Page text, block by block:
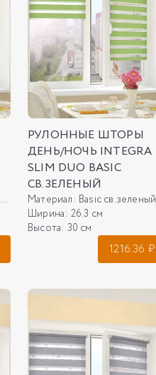
РУЛОННЫЕ ШТОРЫ
ДЕНЬ/НОЧЬ INTEGRA
SLIM DUO BASIC
СВ.ЗЕЛЕНЫЙ
Материал: Basic св.зеленый
Ширина: 26.3 см
Высота: 30 см
1216.36 ₽